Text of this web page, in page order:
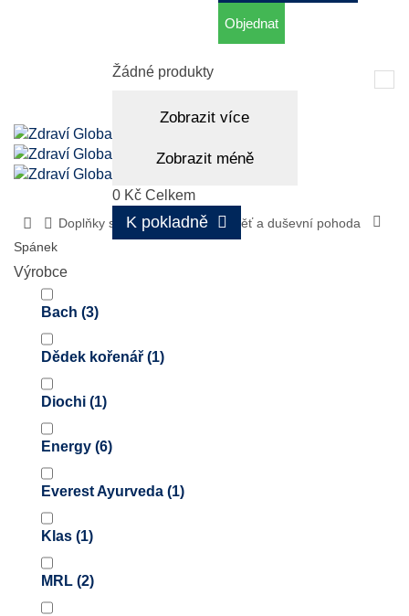
Košík
(prázdný)
Žádné produkty
Zobrazit více
Zobrazit méně
0 Kč Celkem
K pokladně
Objednat
Doplňky stravy
Hlava, paměť a duševní pohoda
Spánek
Výrobce
Bach (3)
Dědek kořenář (1)
Diochi (1)
Energy (6)
Everest Ayurveda (1)
Klas (1)
MRL (2)